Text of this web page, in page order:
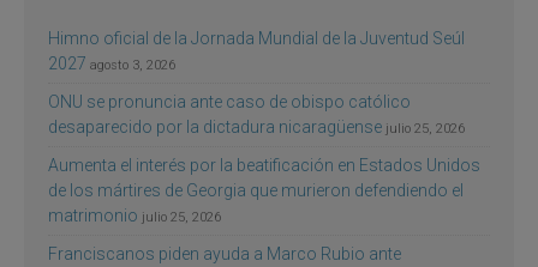
Himno oficial de la Jornada Mundial de la Juventud Seúl
2027 agosto 3, 2026
ONU se pronuncia ante caso de obispo católico
desaparecido por la dictadura nicaragüense julio 25, 2026
Aumenta el interés por la beatificación en Estados Unidos
de los mártires de Georgia que murieron defendiendo el
matrimonio julio 25, 2026
Franciscanos piden ayuda a Marco Rubio ante